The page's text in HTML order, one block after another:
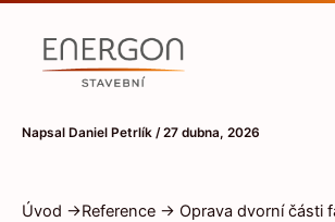
obsah
Napsal Daniel Petrlík /27 dubna, 2026
Úvod →Reference → Oprava dvorní části